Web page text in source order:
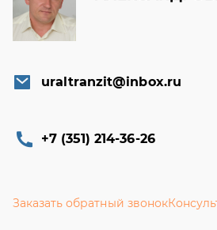
uraltranzit@inbox.ru
+7 (351) 214-36-26
Заказать обратный звонок